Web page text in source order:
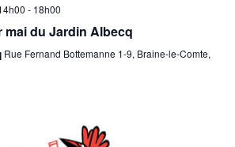
- 18h00
mai du Jardin Albecq
Rue Fernand Bottemanne 1-9, Braine-le-Comte,